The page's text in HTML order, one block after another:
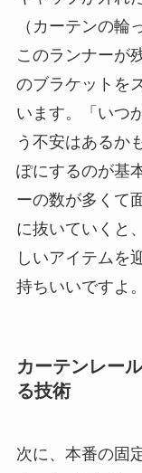
（カーテンの輪
このランナーが
のブラケットを
います。「いつ
う不安はあるか
ぽにするのが基
ーの数が多くて
に抜いていくと
しいアイテムを
持ちいいですよ。
カーテンレー
る技術
次に、本番の固